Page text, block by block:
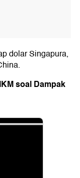
dolar Singapura,
soal Dampak